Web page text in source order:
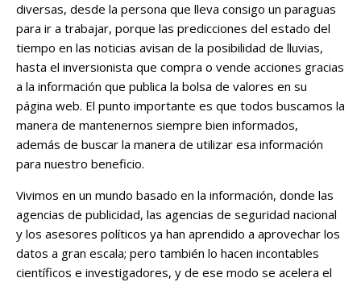
diversas, desde la persona que lleva consigo un paraguas
para ir a trabajar, porque las predicciones del estado del
tiempo en las noticias avisan de la posibilidad de lluvias,
hasta el inversionista que compra o vende acciones gracias
a la información que publica la bolsa de valores en su
página web. El punto importante es que todos buscamos la
manera de mantenernos siempre bien informados,
además de buscar la manera de utilizar esa información
para nuestro beneficio.
Vivimos en un mundo basado en la información, donde las
agencias de publicidad, las agencias de seguridad nacional
y los asesores políticos ya han aprendido a aprovechar los
datos a gran escala; pero también lo hacen incontables
científicos e investigadores, y de ese modo se acelera el